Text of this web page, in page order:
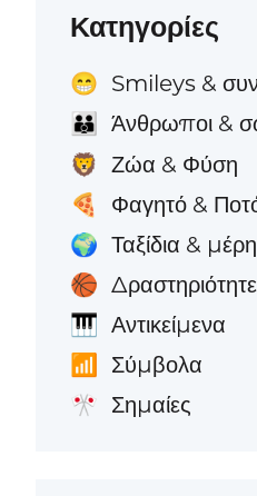
Κατηγορίες
😁 Smileys &
👪 Άνθρωποι &
🦁 Ζώα & Φύση
🍕 Φαγητό &
🌍 Ταξίδια & μέρη
🏀
🎹 Αντικείμενα
📶 Σύμβολα
🎌 Σημαίες